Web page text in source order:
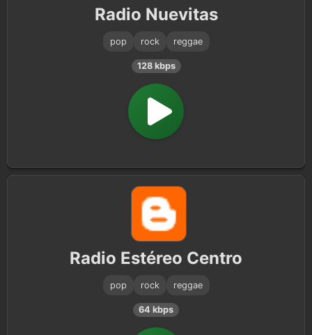
Radio Nuevitas
pop rock reggae
128 kbps
Radio Estéreo Centro
pop rock reggae
64 kbps